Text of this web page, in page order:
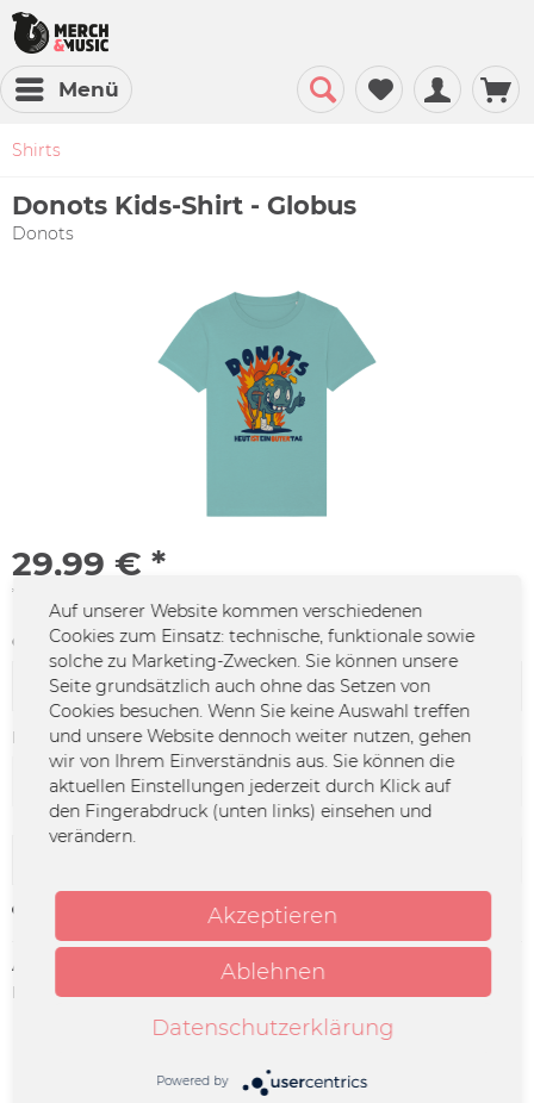
Menü
Shirts
Donots Kids-Shirt - Globus
Donots
29,99 € *
*inkl. MwSt.
Größe:
Farbe:
Artikel-Nr.:
DO-0791
Herstellerinfo:
Merchcowboy GmbH & Co. KG
Friedrich-Ebert-Straße 7 | 48153
Münster |
Auf unserer Website kommen verschiedenen
Cookies zum Einsatz: technische, funktionale sowie
solche zu Marketing-Zwecken. Sie können unsere
Seite grundsätzlich auch ohne das Setzen von
Cookies besuchen. Wenn Sie keine Auswahl treffen
und unsere Website dennoch weiter nutzen, gehen
wir von Ihrem Einverständnis aus. Sie können die
aktuellen Einstellungen jederzeit durch Klick auf
den Fingerabdruck (unten links) einsehen und
verändern.
Akzeptieren
Ablehnen
Datenschutzerklärung
Powered by